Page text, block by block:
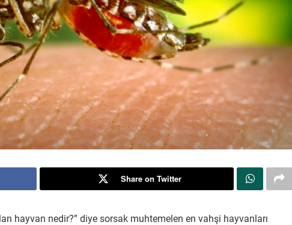
Share on Twitter
hayvan nedir?” diye sorsak muhtemelen en vahşi hayvanları